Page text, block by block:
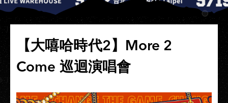
【大嘻哈時代2】More 2
Come 巡迴演唱會